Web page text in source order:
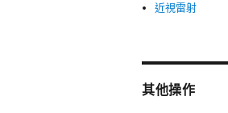
近視雷射
其他操作